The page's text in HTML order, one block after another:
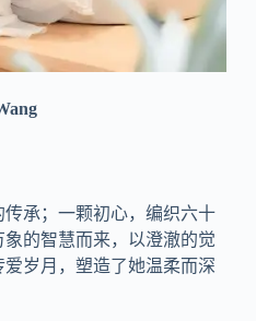
承；一颗初心，编织六十
的智慧而来，以澄澈的觉
岁月，塑造了她温柔而深